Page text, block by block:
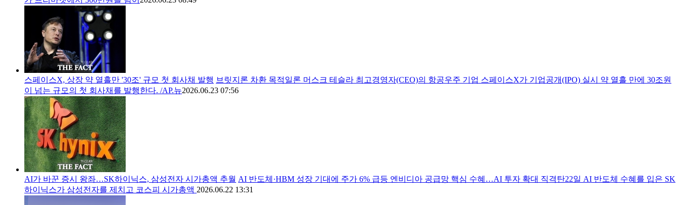
스페이스X, 상장 약 열흘만 '30조' 규모 첫 회사채 발행 브릿지론 차환 목적일론 머스크 테슬라 최고경영자(CEO)의 항공우주 기업 스페이스X가 기업공개(IPO) 실시 약 열흘 만에 30조원
이 넘는 규모의 첫 회사채를 발행한다. /AP.뉴2026.06.23 07:56
AI가 바꾼 증시 왕좌…SK하이닉스, 삼성전자 시가총액 추월 AI 반도체·HBM 성장 기대에 주가 6% 급등 엔비디아 공급망 핵심 수혜…AI 투자 확대 직격탄22일 AI 반도체 수혜를 입은 SK
하이닉스가 삼성전자를 제치고 코스피 시가총액 2026.06.22 13:31